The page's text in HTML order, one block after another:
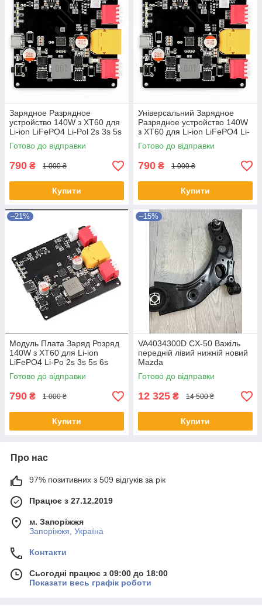
Зарядное Разрядное
устройство 140W з XT60 для
Li-ion LiFePO4 Li-Pol 2s 3s 5s
6s Модуль power bank Плата
швидкого заряджання
Готово до відправки
790 ₴ 1 000 ₴
Купити
Універсальний Зарядное
Разрядное устройство 140W
з XT60 для Li-ion LiFePO4 Li-
Pol 2s 3s 5s 6s
Готово до відправки
790 ₴ 1 000 ₴
Купити
–21%
Модуль Плата Заряд Розряд
140W з XT60 для Li-ion
LiFePO4 Li-Po 2s 3s 5s 6s
Модуль power bank Плата
швидкого заряджання
Готово до відправки
790 ₴ 1 000 ₴
Купити
–15%
VA4034300D CX-50 Важіль
передній лівий нижній новий
Mazda
Готово до відправки
12 325 ₴ 14 500 ₴
Купити
Про нас
97% позитивних з 509 відгуків за рік
Працює з 27.12.2019
м. Запоріжжя
Запоріжжя, Україна
Контакти
Сьогодні працює з 09:00 до 18:00
Показати весь графік роботи